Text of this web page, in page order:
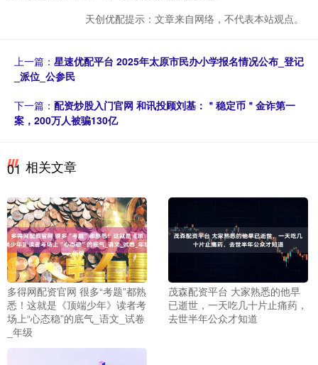
天创优配提示：文章来自网络，不代表本站观点。
上一篇： 星速优配平台 2025年太原市民办小学报名情况公布_登记
_派位_公参民
下一篇： 配资炒股入门官网 和讯投顾刘基：＂稳定币＂金诈第一
案，200万人被骗130亿
01 相关文章
多得网配资官网 很多“考题”都熟
悉！这就是《顶端少年》读者考
场上“心态稳”的底气_语文_试卷
_年级
茂森配资平台 大家熟悉的他早
已逝世，一天吃几十片止痛药，
去世半年公众才知道